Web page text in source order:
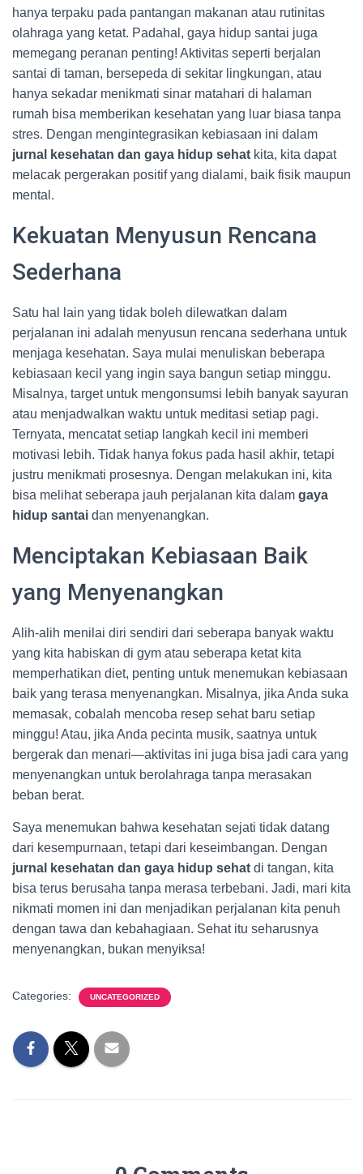
hanya terpaku pada pantangan makanan atau rutinitas
olahraga yang ketat. Padahal, gaya hidup santai juga
memegang peranan penting! Aktivitas seperti berjalan
santai di taman, bersepeda di sekitar lingkungan, atau
hanya sekadar menikmati sinar matahari di halaman
rumah bisa memberikan kesehatan yang luar biasa tanpa
stres. Dengan mengintegrasikan kebiasaan ini dalam
jurnal kesehatan dan gaya hidup sehat kita, kita dapat
melacak pergerakan positif yang dialami, baik fisik maupun
mental.
Kekuatan Menyusun Rencana
Sederhana
Satu hal lain yang tidak boleh dilewatkan dalam
perjalanan ini adalah menyusun rencana sederhana untuk
menjaga kesehatan. Saya mulai menuliskan beberapa
kebiasaan kecil yang ingin saya bangun setiap minggu.
Misalnya, target untuk mengonsumsi lebih banyak sayuran
atau menjadwalkan waktu untuk meditasi setiap pagi.
Ternyata, mencatat setiap langkah kecil ini memberi
motivasi lebih. Tidak hanya fokus pada hasil akhir, tetapi
justru menikmati prosesnya. Dengan melakukan ini, kita
bisa melihat seberapa jauh perjalanan kita dalam gaya
hidup santai dan menyenangkan.
Menciptakan Kebiasaan Baik
yang Menyenangkan
Alih-alih menilai diri sendiri dari seberapa banyak waktu
yang kita habiskan di gym atau seberapa ketat kita
memperhatikan diet, penting untuk menemukan kebiasaan
baik yang terasa menyenangkan. Misalnya, jika Anda suka
memasak, cobalah mencoba resep sehat baru setiap
minggu! Atau, jika Anda pecinta musik, saatnya untuk
bergerak dan menari—aktivitas ini juga bisa jadi cara yang
menyenangkan untuk berolahraga tanpa merasakan
beban berat.
Saya menemukan bahwa kesehatan sejati tidak datang
dari kesempurnaan, tetapi dari keseimbangan. Dengan
jurnal kesehatan dan gaya hidup sehat di tangan, kita
bisa terus berusaha tanpa merasa terbebani. Jadi, mari kita
nikmati momen ini dan menjadikan perjalanan kita penuh
dengan tawa dan kebahagiaan. Sehat itu seharusnya
menyenangkan, bukan menyiksa!
Categories: UNCATEGORIZED